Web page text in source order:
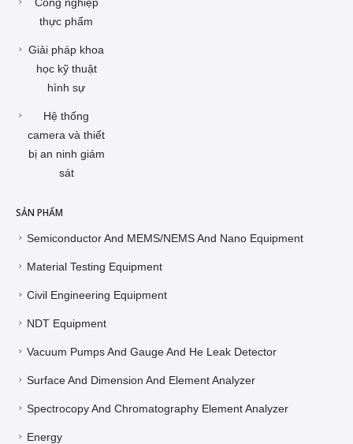
thực phẩm
Giải pháp khoa
học kỹ thuật
hình sự
Hệ thống
camera và thiết
bị an ninh giám
sát
SẢN PHẨM
Semiconductor And MEMS/NEMS And Nano Equipment
Material Testing Equipment
Civil Engineering Equipment
NDT Equipment
Vacuum Pumps And Gauge And He Leak Detector
Surface And Dimension And Element Analyzer
Spectrocopy And Chromatography Element Analyzer
Energy